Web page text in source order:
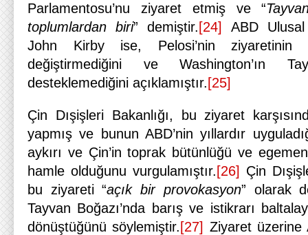
Parlamentosu’nu ziyaret etmiş ve “
toplumlardan biri” demiştir. [24]
ABD
John Kirby ise, Pelosi’nin ziyaretinin
değiştirmediğini ve Washington’ın
desteklemediğini açıklamıştır. [25]
Çin Dışişleri Bakanlığı, bu ziyaret
yapmış ve bunun ABD’nin yıllardır
aykırı ve Çin’in toprak bütünlüğü ve
hamle olduğunu vurgulamıştır. [26] Çin
bu ziyareti “açık bir provokasyon” olarak
Tayvan Boğazı’nda barış ve istikrarı
dönüştüğünü söylemiştir. [27] Ziyaret üzerine